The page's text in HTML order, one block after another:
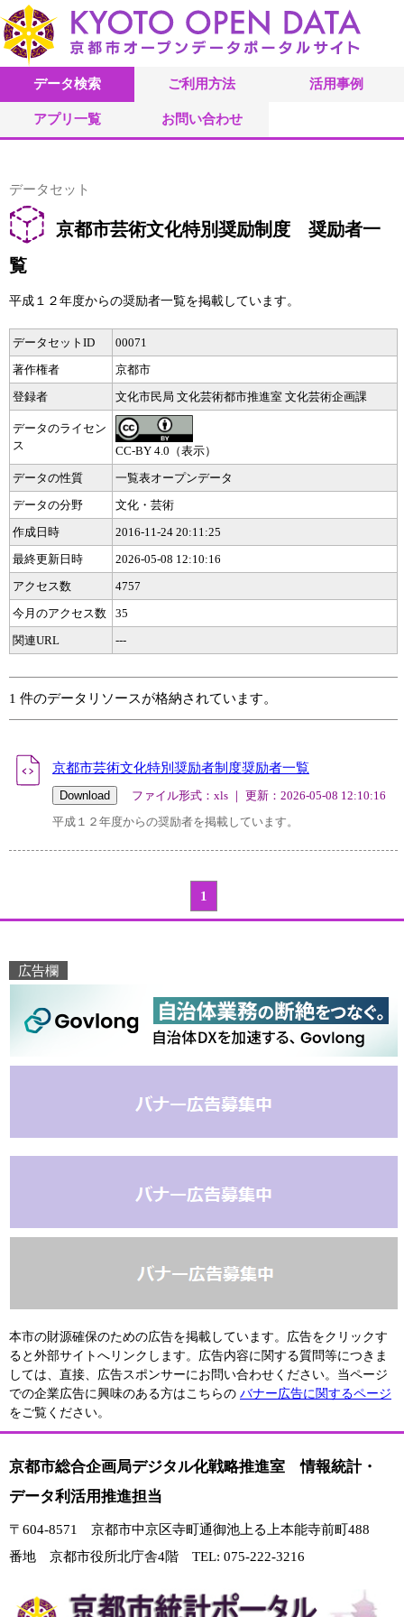
データ検索 ご利用方法 活用事例
アプリ一覧 お問い合わせ
データセット
京都市芸術文化特別奨励制度 奨励者一
覧
平成１２年度からの奨励者一覧を掲載しています。
データセットID
00071
著作権者
京都市
登録者
文化市民局 文化芸術都市推進室 文化芸術企画課
データのライセン
ス
CC-BY 4.0（表示）
データの性質
一覧表オープンデータ
データの分野
文化・芸術
作成日時
2016-11-24 20:11:25
最終更新日時
2026-05-08 12:10:16
アクセス数
4757
今月のアクセス数
35
関連URL
---
1 件のデータリソースが格納されています。
京都市芸術文化特別奨励者制度奨励者一覧
ファイル形式：xls ｜ 更新：2026-05-08 12:10:16
平成１２年度からの奨励者を掲載しています。
1
広告欄
本市の財源確保のための広告を掲載しています。広告をクリックす
ると外部サイトへリンクします。広告内容に関する質問等につきま
しては、直接、広告スポンサーにお問い合わせください。当ページ
での企業広告に興味のある方はこちらの バナー広告に関するページ
をご覧ください。
京都市総合企画局デジタル化戦略推進室 情報統計・
データ利活用推進担当
〒604-8571 京都市中京区寺町通御池上る上本能寺前町488
番地 京都市役所北庁舎4階 TEL: 075-222-3216